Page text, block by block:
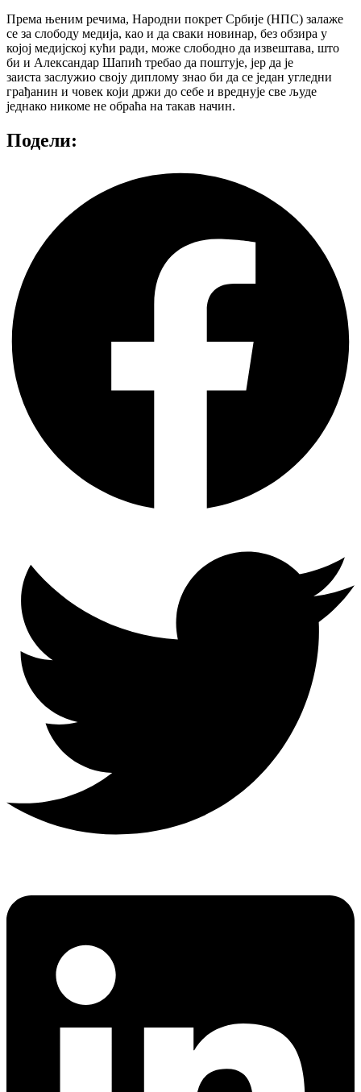
Према њеним речима, Народни покрет Србије (НПС) залаже
се за слободу медија, као и да сваки новинар, без обзира у
којој медијској кући ради, може слободно да извештава, што
би и Александар Шапић требао да поштује, јер да је
заиста заслужио своју диплому знао би да се један угледни
грађанин и човек који држи до себе и вреднује све људе
једнако никоме не обраћа на такав начин.
Подели: